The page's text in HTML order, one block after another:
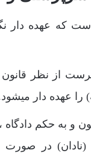
که عهده دار
از نظر
را عهده
(نادان) در